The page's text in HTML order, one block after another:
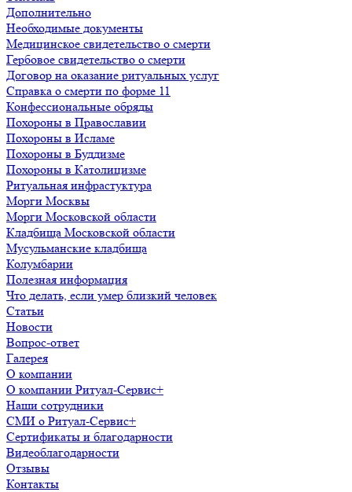
Дополнительно
Необходимые документы
Медицинское свидетельство о смерти
Гербовое свидетельство о смерти
Договор на оказание ритуальных услуг
Справка о смерти по форме 11
Конфессиональные обряды
Похороны в Православии
Похороны в Исламе
Похороны в Буддизме
Похороны в Католицизме
Ритуальная инфрастуктура
Морги Москвы
Морги Московской области
Кладбища Московской области
Мусульманские кладбища
Колумбарии
Полезная информация
Что делать, если умер близкий человек
Статьи
Новости
Вопрос-ответ
Галерея
О компании
О компании Ритуал-Сервис+
Наши сотрудники
СМИ о Ритуал-Сервис+
Сертификаты и благодарности
Видеоблагодарности
Отзывы
Контакты